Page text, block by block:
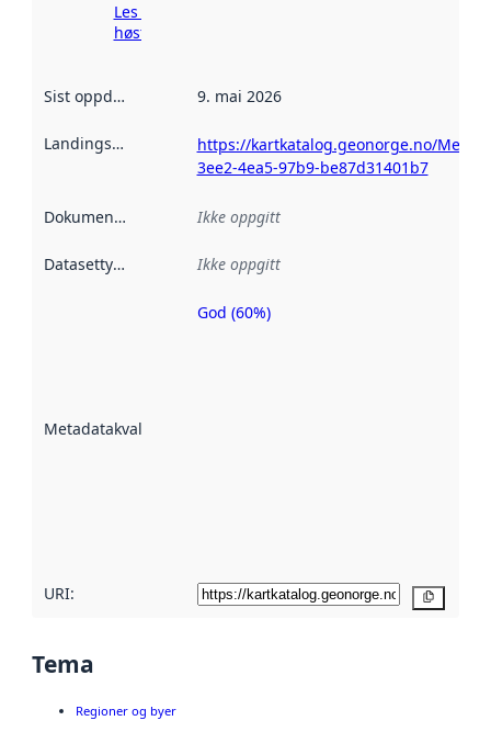
Les mer om
høsting her
Sist oppdatert 9. mai 2026
Landingsside
https://kartkatalog.geonorge.no/
3ee2-4ea5-97b9-be87d31401b7
Dokumentasjon Ikke oppgitt
Datasettype Ikke oppgitt
Metadatakvalitet
Metadatakvalitet
God (60%)
URI:
Tema
Regioner og byer